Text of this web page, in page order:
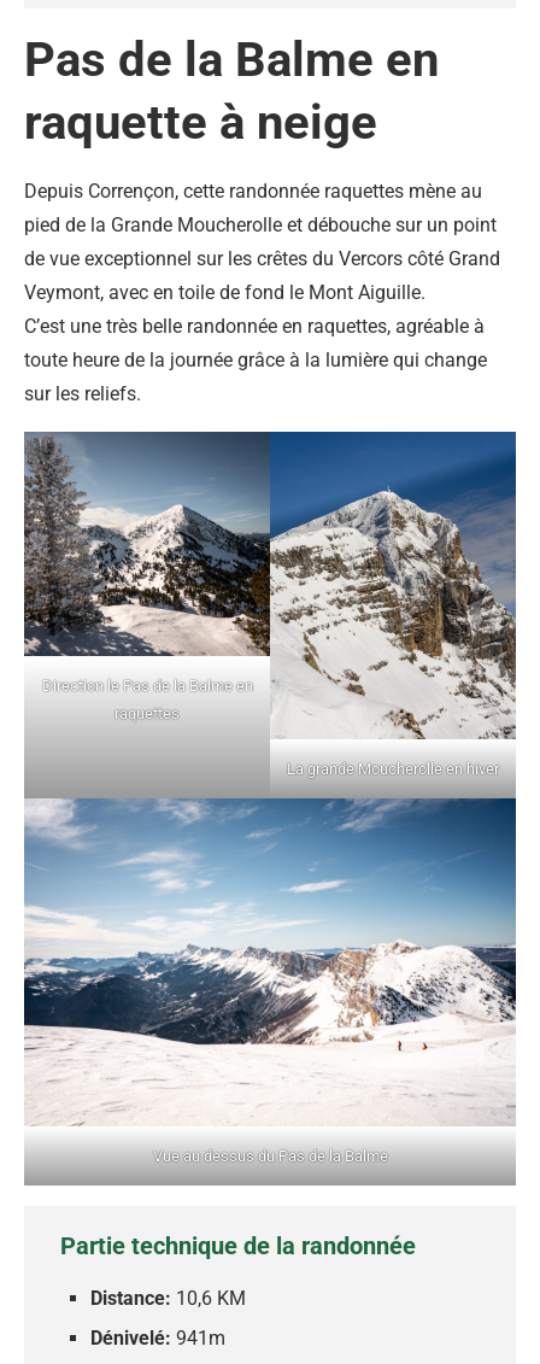
Pas de la Balme en
raquette à neige
Depuis Corrençon, cette randonnée raquettes mène au
pied de la Grande Moucherolle et débouche sur un point
de vue exceptionnel sur les crêtes du Vercors côté Grand
Veymont, avec en toile de fond le Mont Aiguille.
C’est une très belle randonnée en raquettes, agréable à
toute heure de la journée grâce à la lumière qui change
sur les reliefs.
Direction le Pas de la Balme en
raquettes
La grande Moucherolle en hiver
Vue au dessus du Pas de la Balme
Partie technique de la randonnée
Distance: 10,6 KM
Dénivelé: 941m